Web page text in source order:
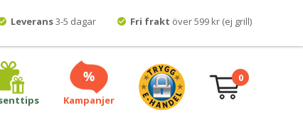
Leverans3-5 dagar Fri frakt över 599 kr (ej grill)
Kampanjer
0